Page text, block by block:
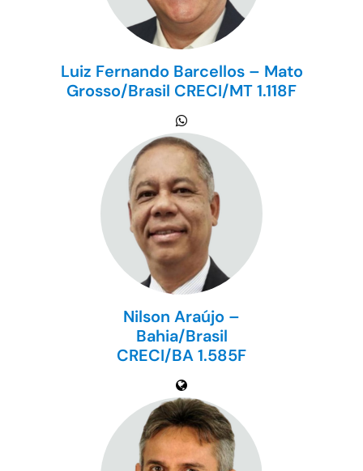
Luiz Fernando Barcellos – Mato
Grosso/Brasil CRECI/MT 1.118F
Nilson Araújo –
Bahia/Brasil
CRECI/BA 1.585F